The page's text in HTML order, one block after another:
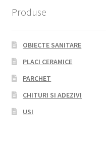
Produse
OBIECTE SANITARE
PLACI CERAMICE
PARCHET
CHITURI SI ADEZIVI
USI